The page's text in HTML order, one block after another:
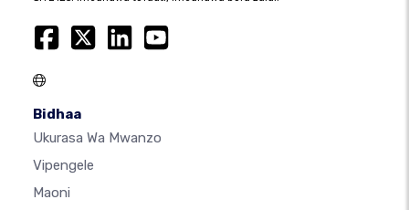
Bidhaa
Ukurasa Wa Mwanzo
Vipengele
Maoni